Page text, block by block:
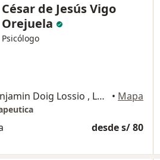
César de Jesús Vigo
Orejuela
Psicólogo
Urbanización Benjamin Doig Lossio , La Perla • Mapa
desde s/ 80